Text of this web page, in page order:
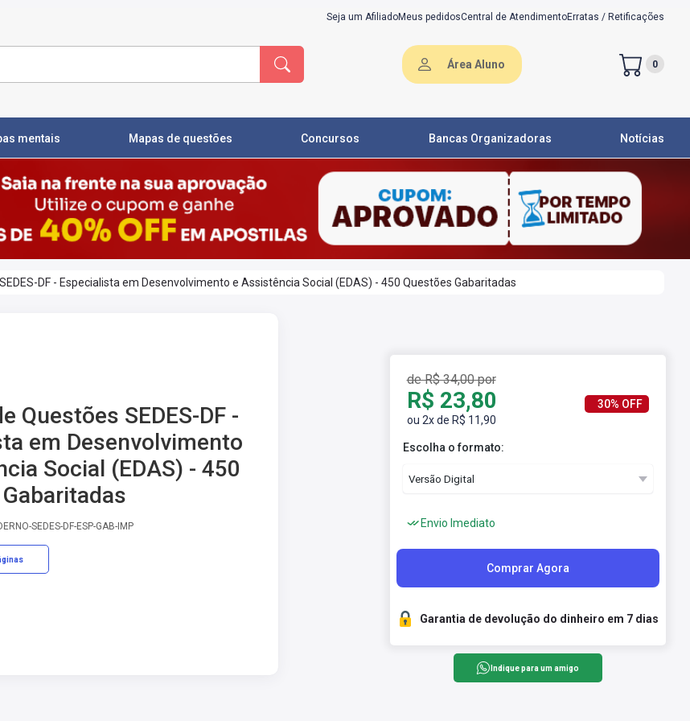
Seja um AfiliadoMeus pedidosCentral de AtendimentoErratas / Retificações
Área Aluno 0
mentais Mapas de questões Concursos Bancas Organizadoras Notícias
DF - Especialista em Desenvolvimento e Assistência Social (EDAS) - 450 Questões Gabaritadas
Questões SEDES-DF -
em Desenvolvimento
Social (EDAS) - 450
SEDES-DF-ESP-GAB-IMP
de R$ 34,00 por
R$ 23,80
ou 2x de R$ 11,90
30% OFF
Escolha o formato:
Envio Imediato
Comprar Agora
Garantia de devolução do dinheiro em 7 dias
Indique para um amigo